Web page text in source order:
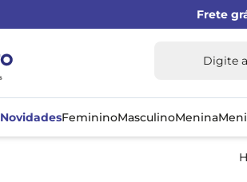
Frete
NovidadesFemininoMasculinoMenina